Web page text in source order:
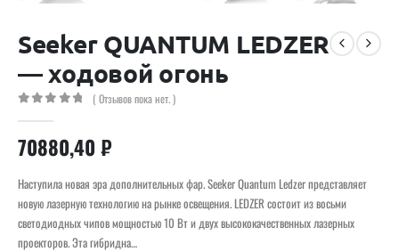
Seeker QUANTUM LEDZER
— ходовой огонь
( Отзывов пока нет. )
70880,40 ₽
Наступила новая эра дополнительных фар. Seeker Quantum Ledzer представляет
новую лазерную технологию на рынке освещения. LEDZER состоит из восьми
светодиодных чипов мощностью 10 Вт и двух высококачественных лазерных
проекторов. Эта гибридна…